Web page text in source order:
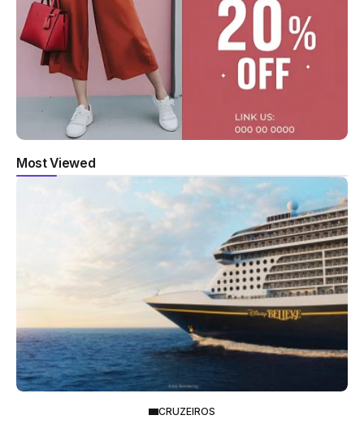
Most Viewed
CRUZEIROS